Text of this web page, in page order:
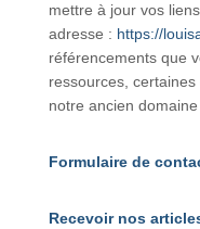
mettre à jour vos
adresse : https://
référencements que
ressources,
notre ancien
Formulaire de
Recevoir nos